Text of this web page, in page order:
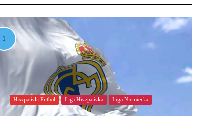
Hiszpański Futbol Liga Hiszpańska Liga Niemiecka